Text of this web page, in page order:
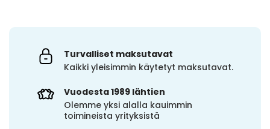
Turvalliset maksutavat
Kaikki yleisimmin käytetyt maksutavat.
Vuodesta 1989 lähtien
Olemme yksi alalla kauimmin
toimineista yrityksistä